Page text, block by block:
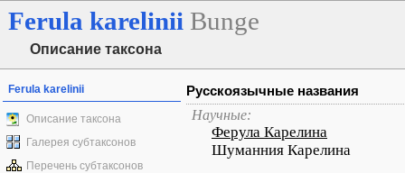
Ferula karelinii Bunge
Описание таксона
Ferula karelinii
Описание таксона
Галерея субтаксонов
Перечень субтаксонов
Русскоязычные названия
Научные:
Ферула Карелина
Шуманния Карелина